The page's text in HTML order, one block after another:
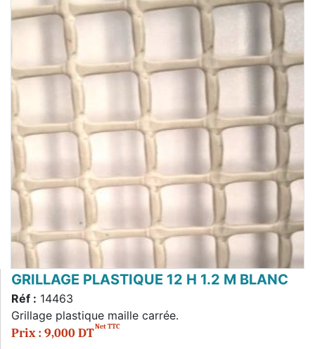
GRILLAGE PLASTIQUE 12 H 1.2 M BLANC
Réf : 14463
Grillage plastique maille carrée.
Prix : 9,000 DTNet TTC